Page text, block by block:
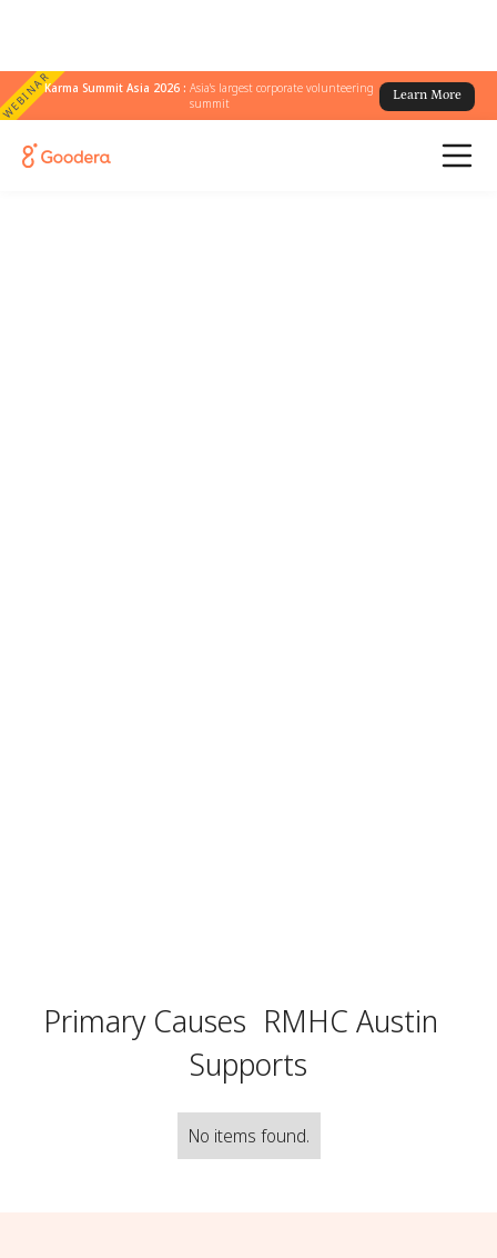
WEBINARKarma Summit Asia 2026 :Asia's largest corporate volunteering
summit
Learn More
Primary Causes RMHC Austin
Supports
No items found.